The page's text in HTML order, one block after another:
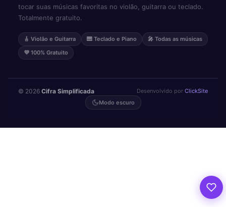
tocar suas músicas favoritas no violão, guitarra ou teclado.
Totalmente gratuito.
🎸 Violão e Guitarra 🎹 Teclado e Piano
🎤 Todas as músicas
💜 100% Gratuito
© 2026 Cifra Simplificada· Desenvolvido por ClickSite
Modo escuro